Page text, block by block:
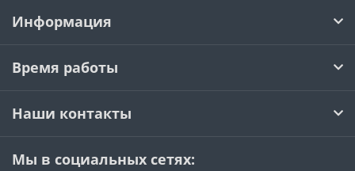
Информация
Время работы
Наши контакты
Мы в социальных сетях: